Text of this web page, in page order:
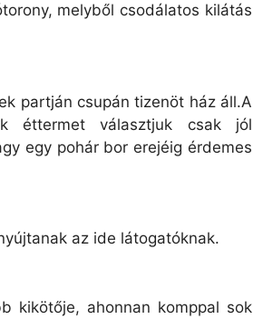
melyből csodálatos kilátás
partján csupán tizenöt ház áll.A
éttermet választjuk csak jól
egy pohár bor erejéig érdemes
az ide látogatóknak.
kikötője, ahonnan komppal sok